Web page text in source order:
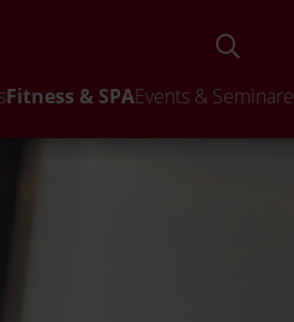
Fitness & SPAEvents & Seminare